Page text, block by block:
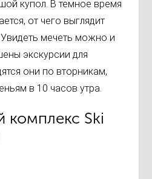
купол. В темное время
от чего выглядит
мечеть можно и
экскурсии для
они по вторникам,
в 10 часов утра.
комплекс Ski